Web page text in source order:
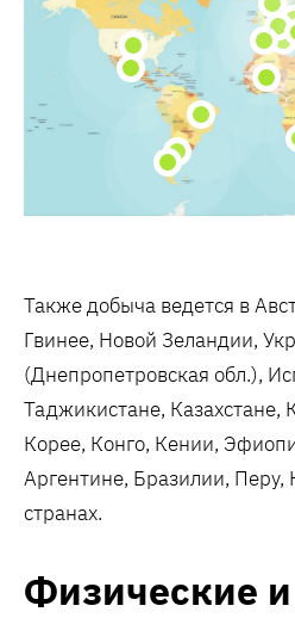
Также добыча ведется в
Гвинее, Новой Зеландии,
(Днепропетровская обл.),
Таджикистане,
Корее, Конго, Кении,
Аргентине, Бразилии, Перу,
странах.
Физические и